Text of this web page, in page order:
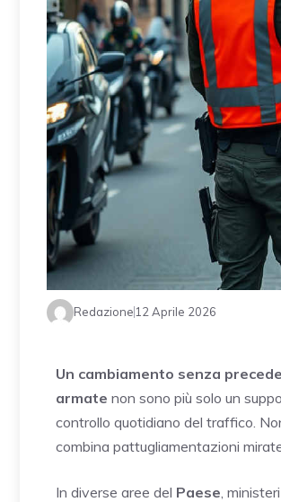
Redazione12 Aprile 2026
Un cambiamento senza
armate non sono più solo un
controllo quotidiano del traffico.
combina pattugliamentazioni
In diverse aree del Paese ,